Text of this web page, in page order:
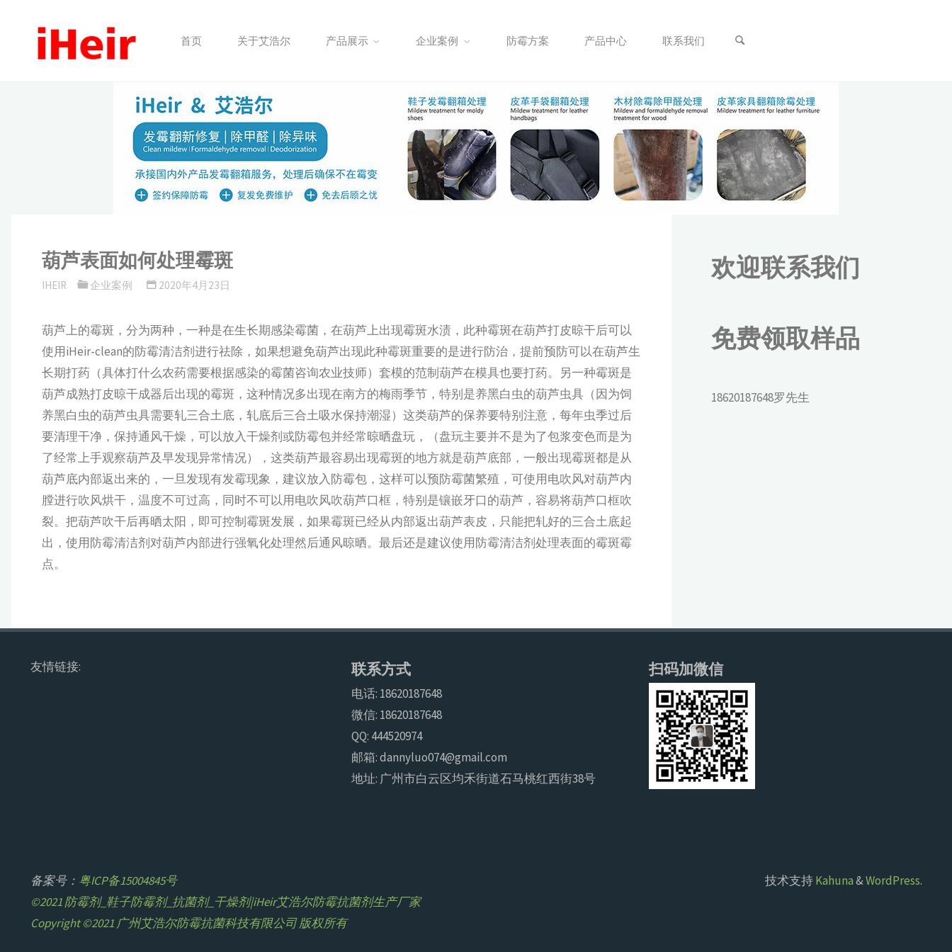
首页 关于艾浩尔 产品展示 企业案例 防霉方案 产品中心 联系我们
葫芦表面如何处理霉斑
IHEIR 企业案例 2020年4月23日
葫芦上的霉斑，分为两种，一种是在生长期感染霉菌，在葫芦上出现霉斑水渍，此种霉斑在葫芦打皮晾干后可以
使用iHeir-clean的防霉清洁剂进行祛除，如果想避免葫芦出现此种霉斑重要的是进行防治，提前预防可以在葫芦生
长期打药（具体打什么农药需要根据感染的霉菌咨询农业技师）套模的范制葫芦在模具也要打药。另一种霉斑是
葫芦成熟打皮晾干成器后出现的霉斑，这种情况多出现在南方的梅雨季节，特别是养黑白虫的葫芦虫具（因为饲
养黑白虫的葫芦虫具需要轧三合土底，轧底后三合土吸水保持潮湿）这类葫芦的保养要特别注意，每年虫季过后
要清理干净，保持通风干燥，可以放入干燥剂或防霉包并经常晾晒盘玩，（盘玩主要并不是为了包浆变色而是为
了经常上手观察葫芦及早发现异常情况），这类葫芦最容易出现霉斑的地方就是葫芦底部，一般出现霉斑都是从
葫芦底内部返出来的，一旦发现有发霉现象，建议放入防霉包，这样可以预防霉菌繁殖，可使用电吹风对葫芦内
膛进行吹风烘干，温度不可过高，同时不可以用电吹风吹葫芦口框，特别是镶嵌牙口的葫芦，容易将葫芦口框吹
裂。把葫芦吹干后再晒太阳，即可控制霉斑发展，如果霉斑已经从内部返出葫芦表皮，只能把轧好的三合土底起
出，使用防霉清洁剂对葫芦内部进行强氧化处理然后通风晾晒。 最后还是建议使用防霉清洁剂处理表面的霉斑霉
点。
欢迎联系我们
免费领取样品
18620187648罗先生
友情链接: 联系方式
电话: 18620187648
微信: 18620187648
QQ: 444520974
邮箱: dannyluo074@gmail.com
地址: 广州市白云区均禾街道石马桃红西街38号
扫码加微信
技术支持Kahuna&WordPress.
备案号： 粤ICP备15004845号
©2021 防霉剂_鞋子防霉剂_抗菌剂_干燥剂|iHeir艾浩尔防霉抗菌剂生产厂家
Copyright ©2021 广州艾浩尔防霉抗菌科技有限公司 版权所有